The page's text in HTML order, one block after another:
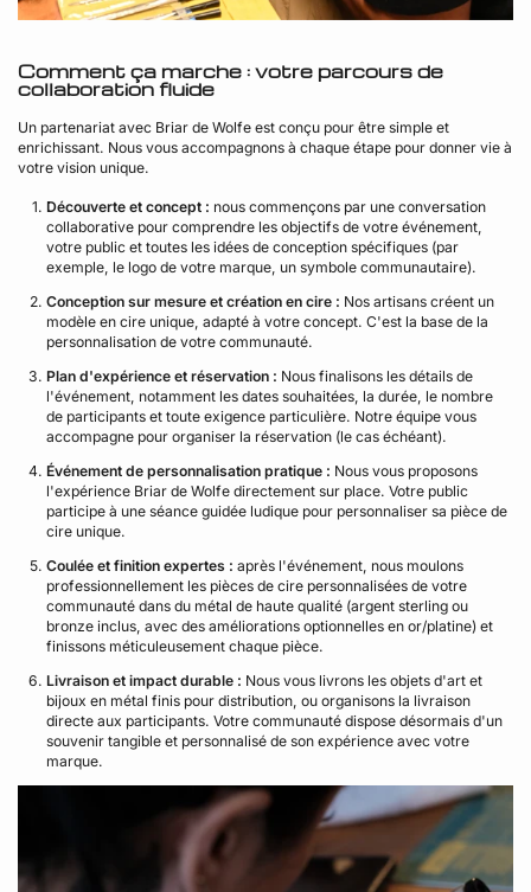
Comment ça marche : votre parcours de
collaboration fluide
Un partenariat avec Briar de Wolfe est conçu pour être simple et
enrichissant. Nous vous accompagnons à chaque étape pour donner vie à
votre vision unique.
Découverte et concept : nous commençons par une conversation
collaborative pour comprendre les objectifs de votre événement,
votre public et toutes les idées de conception spécifiques (par
exemple, le logo de votre marque, un symbole communautaire).
Conception sur mesure et création en cire : Nos artisans créent un
modèle en cire unique, adapté à votre concept. C'est la base de la
personnalisation de votre communauté.
Plan d'expérience et réservation : Nous finalisons les détails de
l'événement, notamment les dates souhaitées, la durée, le nombre
de participants et toute exigence particulière. Notre équipe vous
accompagne pour organiser la réservation (le cas échéant).
Événement de personnalisation pratique : Nous vous proposons
l'expérience Briar de Wolfe directement sur place. Votre public
participe à une séance guidée ludique pour personnaliser sa pièce de
cire unique.
Coulée et finition expertes : après l'événement, nous moulons
professionnellement les pièces de cire personnalisées de votre
communauté dans du métal de haute qualité (argent sterling ou
bronze inclus, avec des améliorations optionnelles en or/platine) et
finissons méticuleusement chaque pièce.
Livraison et impact durable : Nous vous livrons les objets d'art et
bijoux en métal finis pour distribution, ou organisons la livraison
directe aux participants. Votre communauté dispose désormais d'un
souvenir tangible et personnalisé de son expérience avec votre
marque.